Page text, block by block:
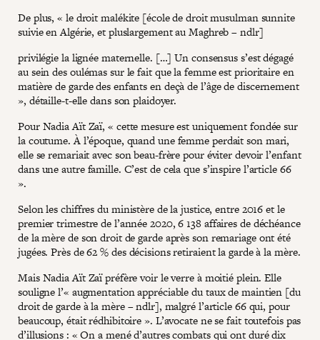
De plus, « le droit malékite [école de droit musulman sunnite
suivie en Algérie, et pluslargement au Maghreb – ndlr]
privilégie la lignée maternelle. […] Un consensus s’est dégagé
au sein des oulémas sur le fait que la femme est prioritaire en
matière de garde des enfants en deçà de l’âge de discernement
», détaille-t-elle dans son plaidoyer.
Pour Nadia Aït Zaï, « cette mesure est uniquement fondée sur
la coutume. À l’époque, quand une femme perdait son mari,
elle se remariait avec son beau-frère pour éviter devoir l’enfant
dans une autre famille. C’est de cela que s’inspire l’article 66
».
Selon les chiffres du ministère de la justice, entre 2016 et le
premier trimestre de l’année 2020, 6 138 affaires de déchéance
de la mère de son droit de garde après son remariage ont été
jugées. Près de 62 % des décisions retiraient la garde à la mère.
Mais Nadia Aït Zaï préfère voir le verre à moitié plein. Elle
souligne l’« augmentation appréciable du taux de maintien [du
droit de garde à la mère – ndlr], malgré l’article 66 qui, pour
beaucoup, était rédhibitoire ». L’avocate ne se fait toutefois pas
d’illusions : « On a mené d’autres combats qui ont duré dix